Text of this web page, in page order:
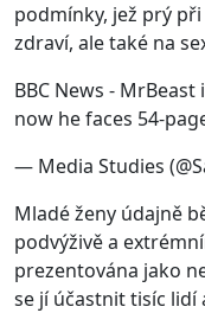
podmínky, jež prý
zdraví, ale také na
BBC News -
now he faces 54-
— Media Studies
Mladé ženy údajně
podvýživě a
prezentována jako
se jí účastnit tisíc